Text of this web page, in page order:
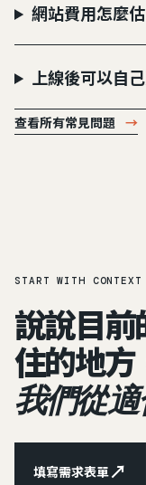
網站費用怎麼
上線後可以自
查看所有常見問題 →
START WITH CONTEXT
說說目
住的地方
我們從適
填寫需求表單↗